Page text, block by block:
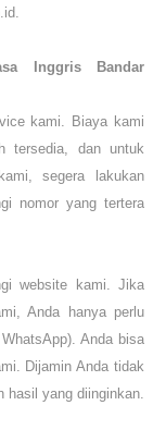
Inggris Bandar
kami. Biaya kami
tersedia, dan untuk
segera lakukan
nomor yang tertera
website kami. Jika
Anda hanya perlu
Anda bisa
Dijamin Anda tidak
hasil yang diinginkan.